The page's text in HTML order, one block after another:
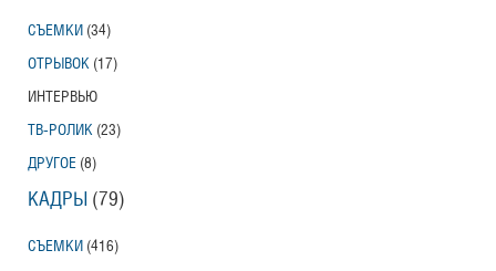
СЪЕМКИ (34)
ОТРЫВОК (17)
ИНТЕРВЬЮ
ТВ-РОЛИК (23)
ДРУГОЕ (8)
КАДРЫ (79)
СЪЕМКИ (416)